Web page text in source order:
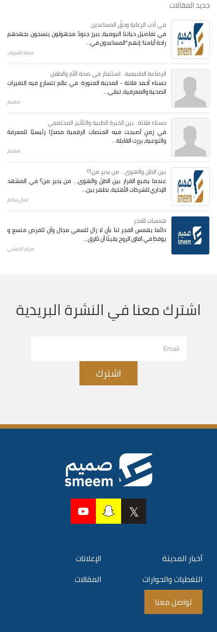
جديد المقالات
في أدبِ الرعايةِ وحقِّ المساعدين
في تفاصيل حياتنا اليومية، يبرز جنودٌ مجهولون ينسجون بجهدهم
راحة أيامنا؛ إنهم "المساعدون في...
ديمة الشريف
الرضاعة الطبيعية.. استثمار في صحة الأم والطفل
حسناء أحمد فلاتة - المدينة المنورة: في عالم تتسارع فيه التغيرات
الصحية والمعرفية، تبقى...
صميم
حسناء فلاتة.. بين الخبرة الطبية والتأثير المجتمعي
في زمنٍ أصبحت فيه المنصات الرقمية مصدرًا رئيسيًا للمعرفة
والتوعية، برزت القابلة...
صميم
بين الظن والهوى... من يدير من؟؟
عندما يضيع القرار بين الظنّ والهوى… من يدير من؟ في المشهد
الإداري للشركات الأهلية، تظهر بين...
منال سالم
همسات الفجر
دائما يهمس الفجر لنا بأن لا زال للسعي مجال وأن للفرص متسع و
يوقظ في آفاق الروح يقينًا أن طُرق...
مرام الجهني
اشترك معنا في النشرة البريدية
اشترك
أخبار المدينة
الإعلانات
التغطيات والحوارات
المقالات
تواصل معنا